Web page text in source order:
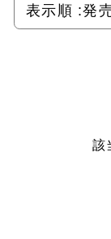
表示順 :発
該